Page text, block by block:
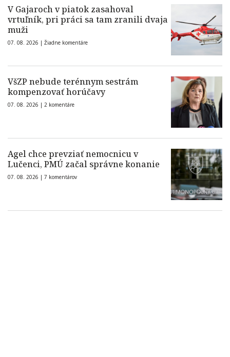
V Gajaroch v piatok zasahoval
vrtuľník, pri práci sa tam zranili dvaja
muži
07. 08. 2026 | Žiadne komentáre
VšZP nebude terénnym sestrám
kompenzovať horúčavy
07. 08. 2026 | 2 komentáre
Agel chce prevziať nemocnicu v
Lučenci, PMÚ začal správne konanie
07. 08. 2026 | 7 komentárov